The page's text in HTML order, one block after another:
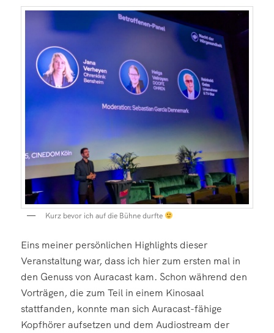
Kurz bevor ich auf die Bühne durfte
Eins meiner persönlichen Highlights dieser
Veranstaltung war, dass ich hier zum ersten mal in
den Genuss von Auracast kam. Schon während den
Vorträgen, die zum Teil in einem Kinosaal
stattfanden, konnte man sich Auracast-fähige
Kopfhörer aufsetzen und dem Audiostream der